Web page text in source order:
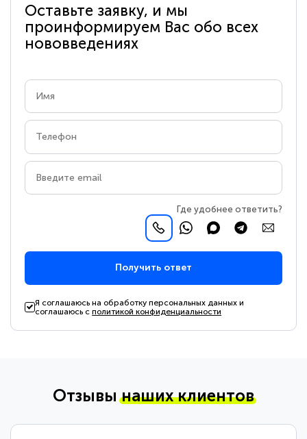
Оставьте заявку, и мы
проинформируем Вас обо всех
нововведениях
Где удобнее ответить?
Получить ответ
Я соглашаюсь на обработку персональных данных и
соглашаюсь сполитикой конфиденциальности
Отзывынаших клиентов